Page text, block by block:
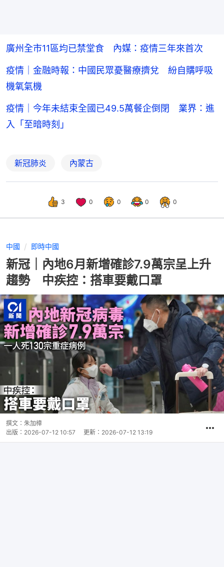
廣州全市11區均已禁堂食 內媒：疫情三年來首次
疫情｜金融時報：中國民眾憂醫療擠兌 紛自購呼吸
機氧氣機
疫情｜今年未結束全國已49.5萬餐企倒閉 業界：進
入「至暗時刻」
新冠肺炎 內蒙古
3 0 0 0 0
中國 即時中國
新冠｜內地6月新增確診7.9萬宗呈上升
趨勢 中疾控：搭車要戴口罩
撰文： 朱加樟
出版： 2026-07-12 10:57 更新： 2026-07-12 13:19